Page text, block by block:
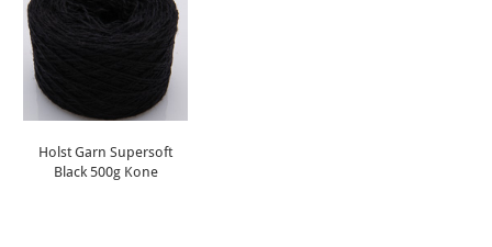
Holst Garn Supersoft
Black 500g Kone